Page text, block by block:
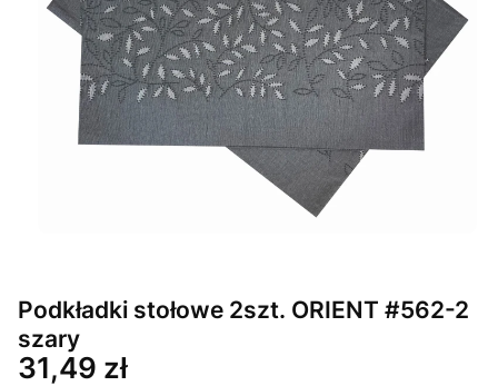
Podkładki stołowe 2szt. ORIENT #562-2
szary
Cena
31,49 zł